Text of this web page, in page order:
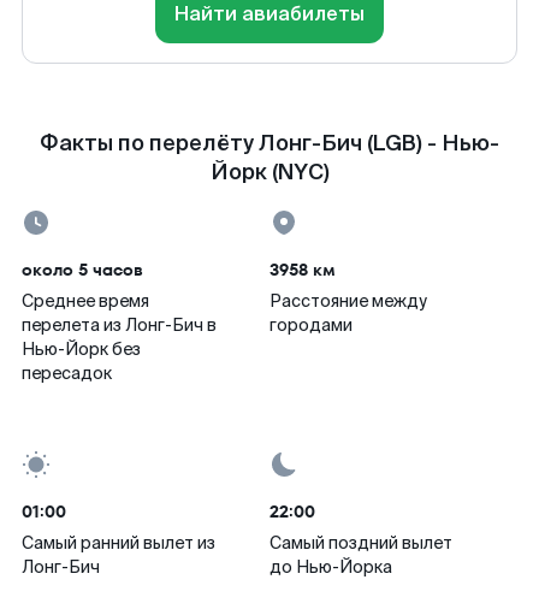
Найти авиабилеты
Факты по перелёту Лонг-Бич (LGB) - Нью-
Йорк (NYC)
около 5 часов
Среднее время
перелета из Лонг-Бич в
Нью-Йорк без
пересадок
3958 км
Расстояние между
городами
01:00
Самый ранний вылет из
Лонг-Бич
22:00
Самый поздний вылет
до Нью-Йорка